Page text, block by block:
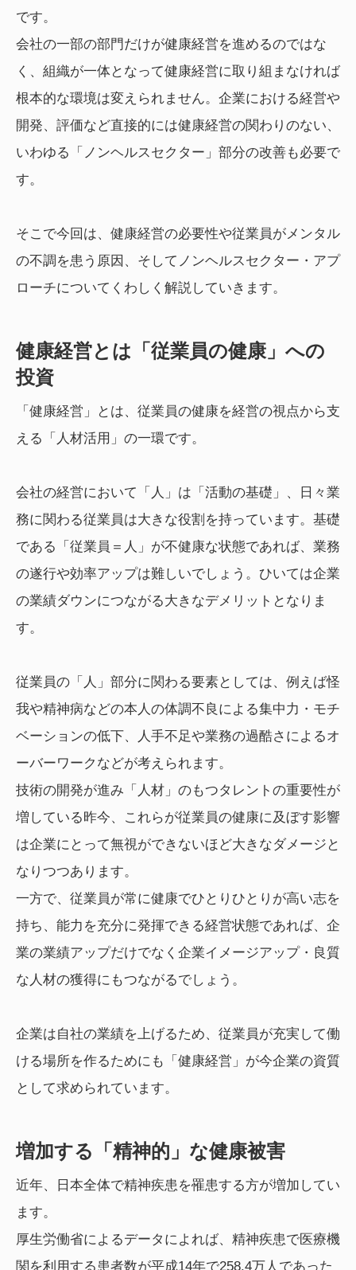
です。
会社の一部の部門だけが健康経営を進めるのではな
く、組織が一体となって健康経営に取り組まなければ
根本的な環境は変えられません。企業における経営や
開発、評価など直接的には健康経営の関わりのない、
いわゆる「ノンヘルスセクター」部分の改善も必要で
す。
そこで今回は、健康経営の必要性や従業員がメンタル
の不調を患う原因、そしてノンヘルスセクター・アプ
ローチについてくわしく解説していきます。
健康経営とは「従業員の健康」への
投資
「健康経営」とは、従業員の健康を経営の視点から支
える「人材活用」の一環です。
会社の経営において「人」は「活動の基礎」、日々業
務に関わる従業員は大きな役割を持っています。基礎
である「従業員＝人」が不健康な状態であれば、業務
の遂行や効率アップは難しいでしょう。ひいては企業
の業績ダウンにつながる大きなデメリットとなりま
す。
従業員の「人」部分に関わる要素としては、例えば怪
我や精神病などの本人の体調不良による集中力・モチ
ベーションの低下、人手不足や業務の過酷さによるオ
ーバーワークなどが考えられます。
技術の開発が進み「人材」のもつタレントの重要性が
増している昨今、これらが従業員の健康に及ぼす影響
は企業にとって無視ができないほど大きなダメージと
なりつつあります。
一方で、従業員が常に健康でひとりひとりが高い志を
持ち、能力を充分に発揮できる経営状態であれば、企
業の業績アップだけでなく企業イメージアップ・良質
な人材の獲得にもつながるでしょう。
企業は自社の業績を上げるため、従業員が充実して働
ける場所を作るためにも「健康経営」が今企業の資質
として求められています。
増加する「精神的」な健康被害
近年、日本全体で精神疾患を罹患する方が増加してい
ます。
厚生労働省によるデータによれば、精神疾患で医療機
関を利用する患者数が平成14年で258.4万人であった